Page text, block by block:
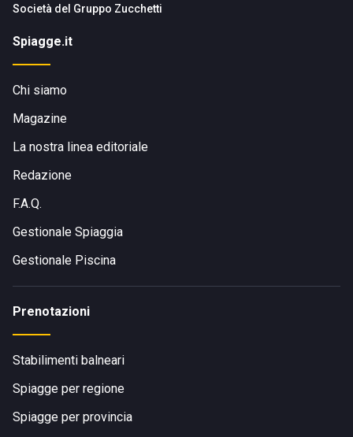
Società del Gruppo Zucchetti
Spiagge.it
Chi siamo
Magazine
La nostra linea editoriale
Redazione
F.A.Q.
Gestionale Spiaggia
Gestionale Piscina
Prenotazioni
Stabilimenti balneari
Spiagge per regione
Spiagge per provincia